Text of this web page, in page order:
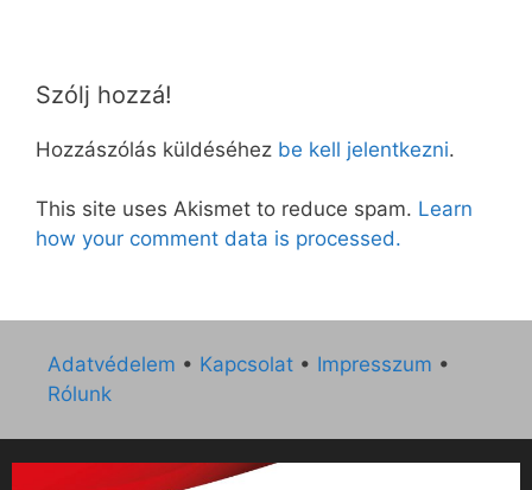
Szólj hozzá!
Hozzászólás küldéséhez be kell jelentkezni.
This site uses Akismet to reduce spam. Learn
how your comment data is processed.
Adatvédelem • Kapcsolat • Impresszum •
Rólunk